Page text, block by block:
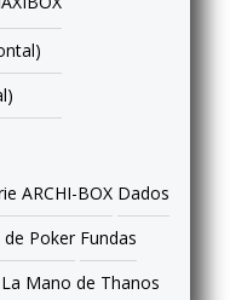
ARCHI-BOX Dados
de Poker Fundas
La Mano de Thanos